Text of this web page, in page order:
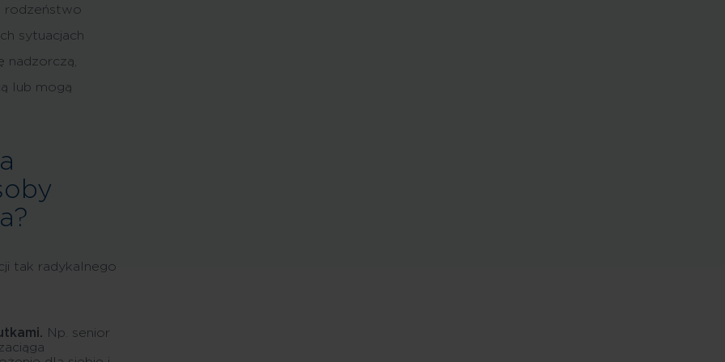
rodzeństwo
sytuacjach
nadzorczą,
lub mogą
tak radykalnego
Np. senior